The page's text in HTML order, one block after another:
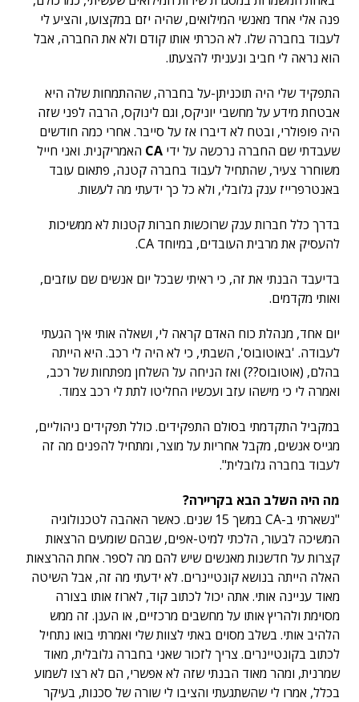
פנה אלי אחד מאנשי המילואים, שהיה יזם במקצועו, והציע לי
לעבוד בחברה שלו. לא הכרתי אותו קודם ולא את החברה, אבל
הוא נראה לי חביב ונעניתי להצעתו.
התפקיד שלי היה תוכניתן-על בחברה, שההתמחות שלה היא
אבטחת מידע על מחשבי יוניקס, וגם לינוקס, הרבה לפני שזה
היה פופולרי, ובטח לא דיברו אז על סייבר. אחרי כמה חודשים
שעבדתי שם החברה נרכשה על ידי CA האמריקנית. ואני חייל
משוחרר צעיר, שהתחיל לעבוד בחברה קטנה, פתאום עובד
באנטרפרייז ענק גלובלי, ולא כל כך ידעתי מה לעשות.
בדרך כלל חברות ענק שרוכשות חברות קטנות לא ממשיכות
להעסיק את מרבית העובדים, במיוחד CA.
בדיעבד הבנתי את זה, כי ראיתי שבכל יום אנשים שם עוזבים,
ואותי מקדמים.
יום אחד, מנהלת כוח האדם קראה לי, ושאלה אותי איך הגעתי
לעבודה. 'באוטובוס', השבתי, כי לא היה לי רכב. היא הייתה
בהלם, (אוטובוס??) ואז הניחה על השלחן מפתחות של רכב,
ואמרה לי כי מישהו עזב ועכשיו החליטו לתת לי רכב צמוד.
במקביל התקדמתי בסולם התפקידים. כולל תפקידים ניהוליים,
מגייס אנשים, מקבל אחריות על מוצר, ומתחיל להפנים מה זה
לעבוד בחברה גלובלית".
מה היה השלב הבא בקריירה?
"נשארתי ב-CA במשך 15 שנים. כאשר האהבה לטכנולוגיה
המשיכה לבעור, הלכתי למיט-אפים, שבהם שומעים הרצאות
קצרות על חדשנות מאנשים שיש להם מה לספר. אחת ההרצאות
האלה הייתה בנושא קונטיינרים. לא ידעתי מה זה, אבל השיטה
מאוד עניינה אותי. אתה יכול לכתוב קוד, לארוז אותו בצורה
מסוימת ולהריץ אותו על מחשבים מרכזיים, או הענן. זה ממש
הלהיב אותי. בשלב מסוים באתי לצוות שלי ואמרתי בואו נתחיל
לכתוב בקונטיינרים. צריך לזכור שאני בחברה גלובלית, מאוד
שמרנית, ומהר מאוד הבנתי שזה לא אפשרי, הם לא רצו לשמוע
בכלל, אמרו לי שהשתגעתי והציבו לי שורה של סכנות, בעיקר